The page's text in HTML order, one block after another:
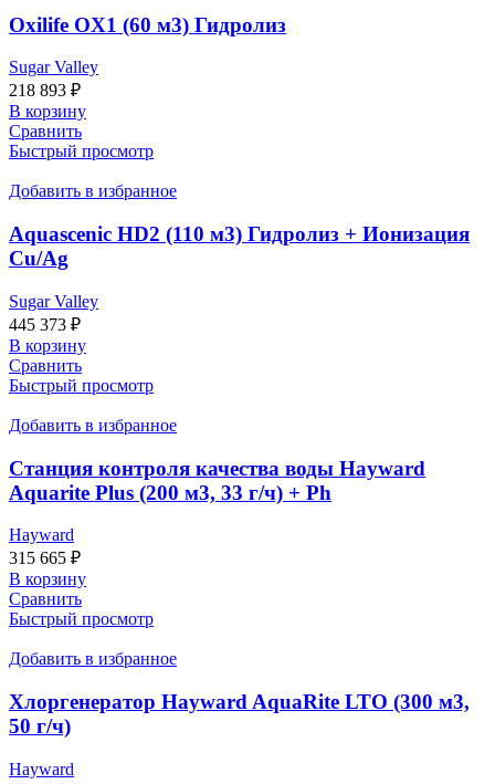
Oxilife OX1 (60 м3) Гидролиз
Sugar Valley
218 893 ₽
В корзину
Сравнить
Быстрый просмотр
Добавить в избранное
Aquascenic HD2 (110 м3) Гидролиз + Ионизация
Cu/Ag
Sugar Valley
445 373 ₽
В корзину
Сравнить
Быстрый просмотр
Добавить в избранное
Станция контроля качества воды Hayward
Aquarite Plus (200 м3, 33 г/ч) + Ph
Hayward
315 665 ₽
В корзину
Сравнить
Быстрый просмотр
Добавить в избранное
Хлоргенератор Hayward AquaRite LTO (300 м3,
50 г/ч)
Hayward